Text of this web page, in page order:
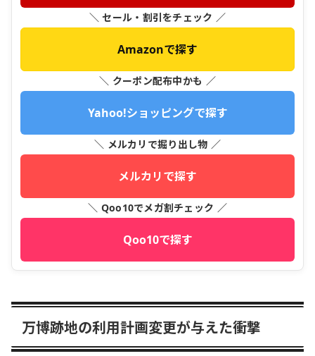
＼ セール・割引をチェック ／
Amazonで探す
＼ クーポン配布中かも ／
Yahoo!ショッピングで探す
＼ メルカリで掘り出し物 ／
メルカリで探す
＼ Qoo10でメガ割チェック ／
Qoo10で探す
万博跡地の利用計画変更が与えた衝撃